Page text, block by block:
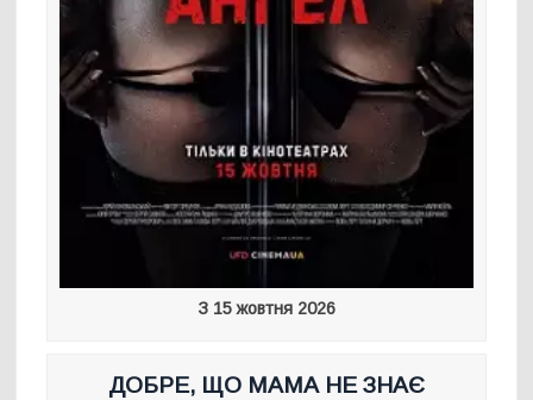
З 15 жовтня 2026
ДОБРЕ, ЩО МАМА НЕ ЗНАЄ